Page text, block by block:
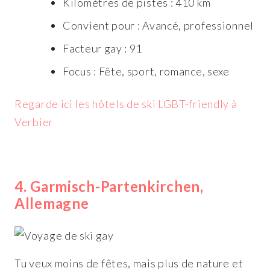
Convient pour : Avancé, professionnel
Facteur gay : 91
Focus : Fête, sport, romance, sexe
Regarde ici les hôtels de ski LGBT-friendly à
Verbier
4. Garmisch-Partenkirchen,
Allemagne
Tu veux moins de fêtes, mais plus de nature et